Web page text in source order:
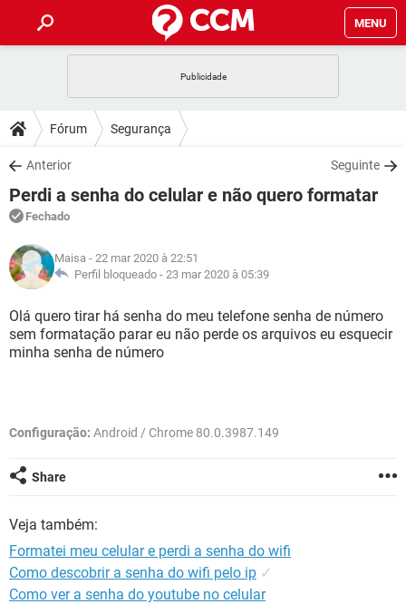
MENU
CELULAR
OUTLOOK
INSTAGRAM GMAIL
GUIA DE COMPRAS
DICAS
JOGOS
OUTLOOK
INSTAGRAM
GUIA DE COMPRAS
DOWNLOADS
JOGOS WHATSAPP
CELULAR
OUTLOOK
INSTAGRAM
GUIA DE COMPRAS
FÓRUM
JOGOS
CELULAR FACEBOOK
INSTAGRAM GMAIL
GLOSSÁRIO
JOGOS
CELULAR FACEBOOK
OUTLOOK
Fórum Segurança
Anterior Seguinte
Perdi a senha do celular e não quero formatar
Fechado
Maisa - 22 mar 2020 à 22:51
Perfil bloqueado - 23 mar 2020 à 05:39
Olá quero tirar há senha do meu telefone senha de número
sem formatação parar eu não perde os arquivos eu esquecir
minha senha de número
Configuração: Android / Chrome 80.0.3987.149
Share
Veja também:
Formatei meu celular e perdi a senha do wifi
Como descobrir a senha do wifi pelo ip ✓
Como ver a senha do youtube no celular